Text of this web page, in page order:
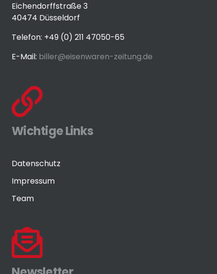
Eichendorffstraße 3
40474 Düsseldorf
Telefon: +49 (0) 211 47050-65
E-Mail: biller@eisenwaren-zeitung.de
Wichtige Links
Datenschutz
Impressum
Team